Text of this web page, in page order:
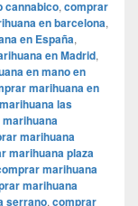
cannabico, comprar
en barcelona,
en España,
en Madrid,
en mano en
marihuana en
las
marihuana
marihuana plaza
marihuana
marihuana
serrano, comprar